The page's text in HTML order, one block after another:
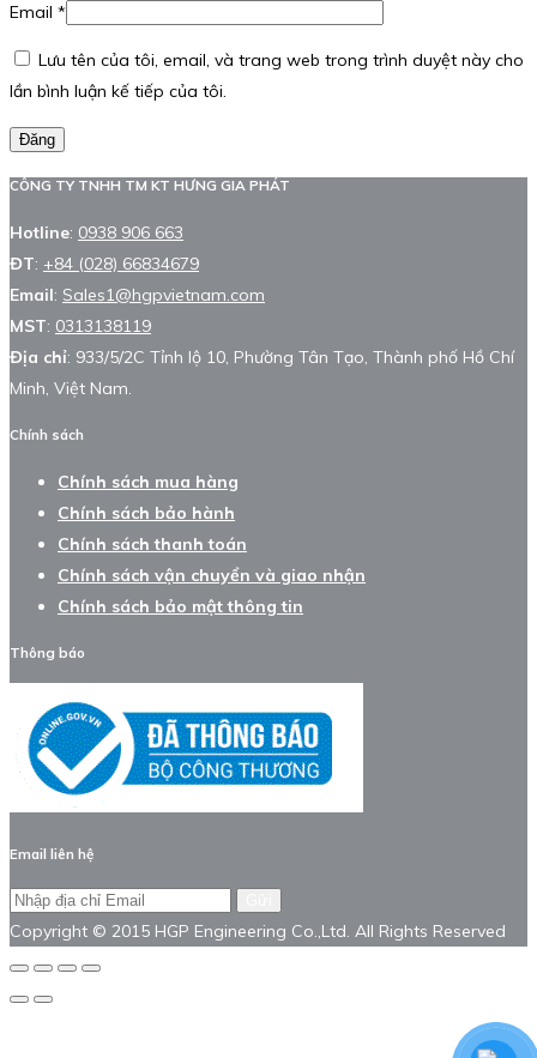
Email *
Lưu tên của tôi, email, và trang web trong trình duyệt này cho
lần bình luận kế tiếp của tôi.
Đăng
CÔNG TY TNHH TM KT HƯNG GIA PHÁT
Hotline: 0938 906 663
ĐT: +84 (028) 66834679
Email: Sales1@hgpvietnam.com
MST: 0313138119
Địa chỉ: 933/5/2C Tỉnh lộ 10, Phường Tân Tạo, Thành phố Hồ Chí
Minh, Việt Nam.
Chính sách
Chính sách mua hàng
Chính sách bảo hành
Chính sách thanh toán
Chính sách vận chuyển và giao nhận
Chính sách bảo mật thông tin
Thông báo
Email liên hệ
Copyright © 2015 HGP Engineering Co.,Ltd. All Rights Reserved